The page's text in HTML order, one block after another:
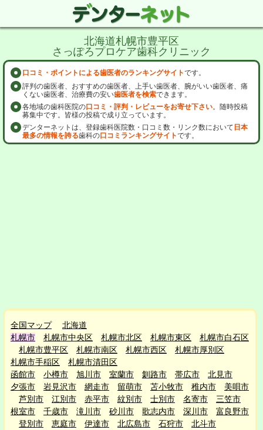
北海道札幌市豊平区
さっぽろプロケア歯科クリニック
口コミ・ポイントによる歯医者のランキングサイトです。
評判の歯医者、おすすめの歯医者、上手い歯医者、腕がいい歯医者、痛
くない歯医者、治療費の安い歯医者を検索できます。
各地域の歯科医院の口コミ・評判・レビューをお寄せ下さい。随時投稿
募集中です。皆様の投稿で成り立っています。
デンターネットは、登録歯科医院数・口コミ数・リンク数において 日本
最多の情報を誇る歯科の口コミランキングサイトです。
全国マップ
北海道
札幌市
札幌市中央区 札幌市北区 札幌市東区
札幌市白石区
札幌市豊平区
札幌市南区 札幌市西区
札幌市厚別区
札幌市手稲区
札幌市清田区
函館市
小樽市 旭川市 室蘭市 釧路市 帯広市
北見市
夕張市
岩見沢市 網走市 留萌市 苫小牧市 稚内市
美唄市
芦別市
江別市 赤平市 紋別市 士別市 名寄市
三笠市
根室市
千歳市 滝川市 砂川市 歌志内市 深川市
富良野市
登別市
恵庭市 伊達市 北広島市 石狩市
北斗市